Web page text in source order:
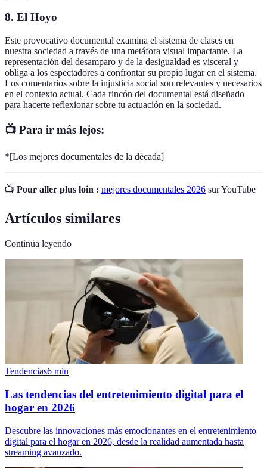
8. El Hoyo
Este provocativo documental examina el sistema de clases en
nuestra sociedad a través de una metáfora visual impactante. La
representación del desamparo y de la desigualdad es visceral y
obliga a los espectadores a confrontar su propio lugar en el sistema.
Los comentarios sobre la injusticia social son relevantes y necesarios
en el contexto actual. Cada rincón del documental está diseñado
para hacerte reflexionar sobre tu actuación en la sociedad.
📺 Para ir más lejos:
*[Los mejores documentales de la década]
📺 Pour aller plus loin : mejores documentales 2026 sur YouTube
Artículos similares
Continúa leyendo
Tendencias6 min
Las tendencias del entretenimiento digital para el
hogar en 2026
Descubre las innovaciones más emocionantes en el entretenimiento
digital para el hogar en 2026, desde la realidad aumentada hasta
streaming avanzado.